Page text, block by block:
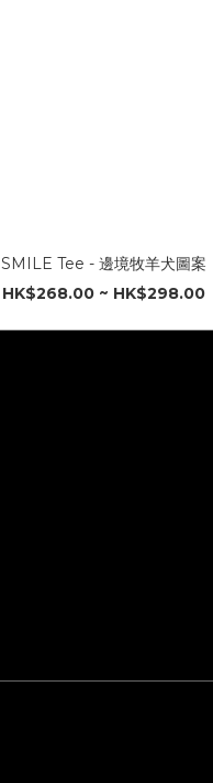
SMILE Tee - 邊境牧羊犬圖案
HK$268.00 ~ HK$298.00